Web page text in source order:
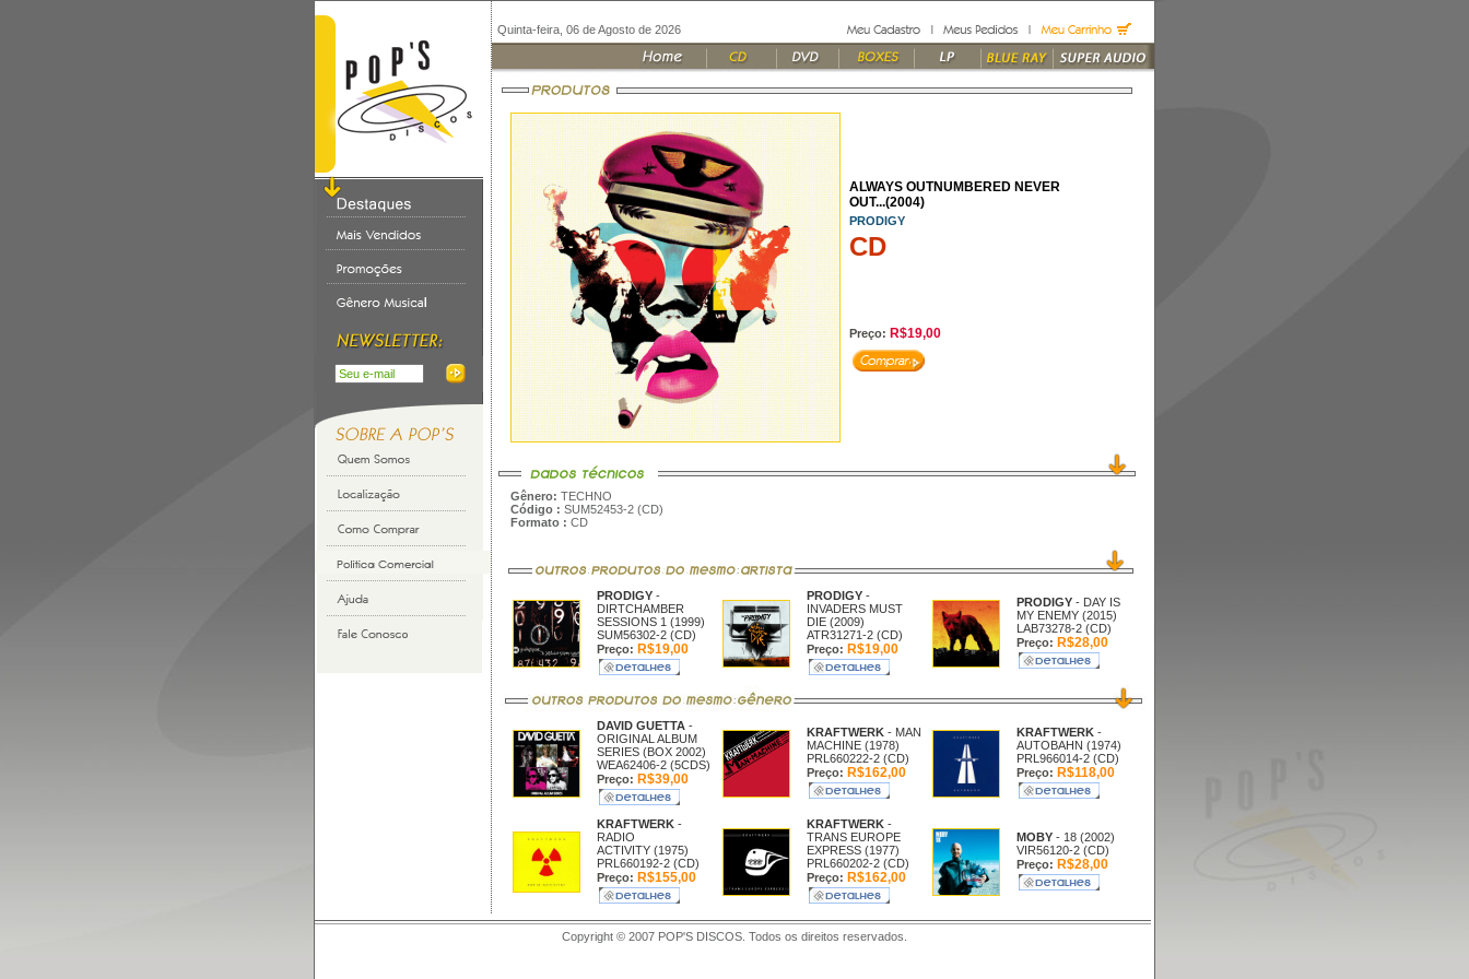
Quinta-feira, 06 de Agosto de 2026
ALWAYS OUTNUMBERED NEVER
OUT...(2004)
PRODIGY
CD
Preço: R$19,00
Gênero: TECHNO
Código : SUM52453-2 (CD)
Formato : CD
PRODIGY -
DIRTCHAMBER
SESSIONS 1 (1999)
SUM56302-2 (CD)
Preço: R$19,00
PRODIGY -
INVADERS MUST
DIE (2009)
ATR31271-2 (CD)
Preço: R$19,00
PRODIGY - DAY IS
MY ENEMY (2015)
LAB73278-2 (CD)
Preço: R$28,00
DAVID GUETTA -
ORIGINAL ALBUM
SERIES (BOX 2002)
WEA62406-2 (5CDS)
Preço: R$39,00
KRAFTWERK - MAN
MACHINE (1978)
PRL660222-2 (CD)
Preço: R$162,00
KRAFTWERK -
AUTOBAHN (1974)
PRL966014-2 (CD)
Preço: R$118,00
KRAFTWERK -
RADIO
ACTIVITY (1975)
PRL660192-2 (CD)
Preço: R$155,00
KRAFTWERK -
TRANS EUROPE
EXPRESS (1977)
PRL660202-2 (CD)
Preço: R$162,00
MOBY - 18 (2002)
VIR56120-2 (CD)
Preço: R$28,00
Copyright © 2007 POP'S DISCOS. Todos os direitos reservados.